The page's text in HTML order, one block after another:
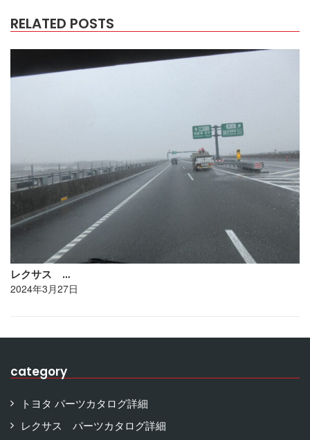
RELATED POSTS
レクサス …
2024年3月27日
category
トヨタ パーツカタログ詳細
レクサス パーツカタログ詳細